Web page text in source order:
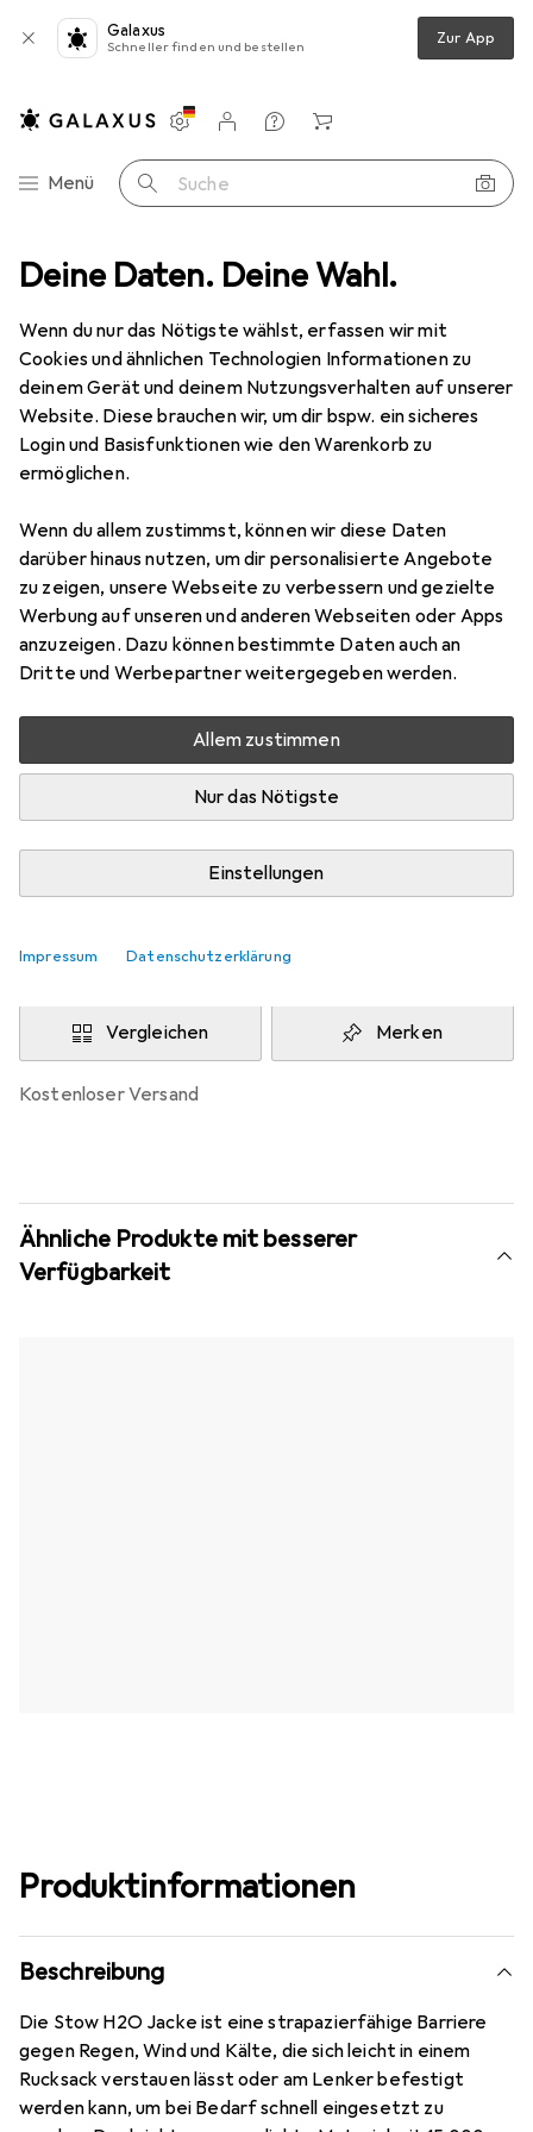
Deine Daten. Deine Wahl.
Wenn du nur das Nötigste wählst, erfassen wir mit
Cookies und ähnlichen Technologien Informationen zu
deinem Gerät und deinem Nutzungsverhalten auf unserer
Website. Diese brauchen wir, um dir bspw. ein sicheres
Login und Basisfunktionen wie den Warenkorb zu
ermöglichen.
Wenn du allem zustimmst, können wir diese Daten
darüber hinaus nutzen, um dir personalisierte Angebote
zu zeigen, unsere Webseite zu verbessern und gezielte
Werbung auf unseren und anderen Webseiten oder Apps
anzuzeigen. Dazu können bestimmte Daten auch an
Dritte und Werbepartner weitergegeben werden.
Allem zustimmen
Nur das Nötigste
Einstellungen
Impressum Datenschutzerklärung
Galaxus
Schneller finden und bestellen Zur App
Navigation nach Kategorien
Menü Suche
Einstellungen
Kundenkonto
Vergleichslisten
Merklisten
Warenkorb
Bike Velobekleidung Velojacke Giro W Stow H2O Jacket
4 Bilder
−7%
GiroW Stow H2O Jacket
XS
Preis in EUR inkl. MwSt.
EUR
59,72
Bewertungen
Zwischen Mi, 19.8. und Mi, 26.8. geliefert
Nur 2 Stück an Lager beim Lieferanten
Lieferort angeben für genaue Lieferzeit
In den Warenkorb
Vergleichen Merken
kostenloser Versand
Ähnliche Produkte mit besserer
Verfügbarkeit
Produktinformationen
Beschreibung
Die Stow H2O Jacke ist eine strapazierfähige Barriere
gegen Regen, Wind und Kälte, die sich leicht in einem
Rucksack verstauen lässt oder am Lenker befestigt
werden kann, um bei Bedarf schnell eingesetzt zu